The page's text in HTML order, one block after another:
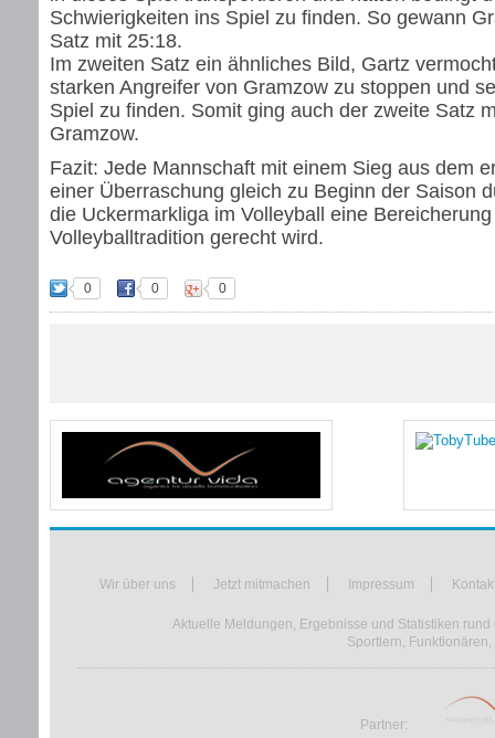
Schwierigkeiten ins Spiel zu finden. So gewann
Satz mit 25:18.
Im zweiten Satz ein ähnliches Bild, Gartz
starken Angreifer von Gramzow zu stoppen und
Spiel zu finden. Somit ging auch der zweite Satz
Gramzow.
Fazit: Jede Mannschaft mit einem Sieg aus dem
einer Überraschung gleich zu Beginn der Saison
die Uckermarkliga im Volleyball eine
Volleyballtradition gerecht wird.
0 0 0
Wir über uns Jetzt mitmachen Impressum
Aktuelle Meldungen, Ergebnisse und Statistiken
Sportlern,
Partner: